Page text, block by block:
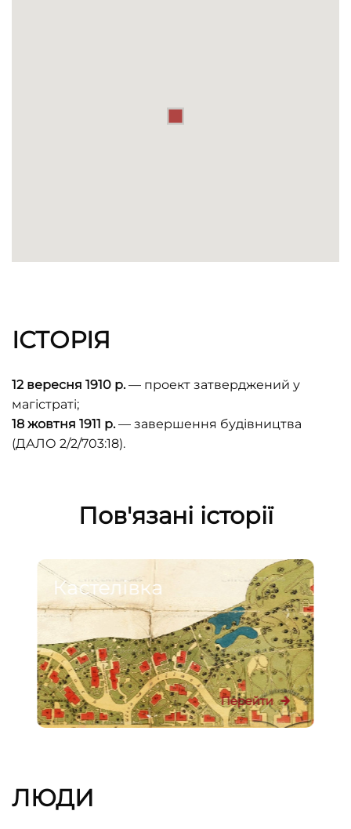
ІСТОРІЯ
12 вересня 1910 р.— проект затверджений у
магістраті;
18 жовтня 1911 р.— завершення будівництва
(ДАЛО 2/2/703:18).
Пов'язані історії
Кастелівка
Перейти
ЛЮДИ